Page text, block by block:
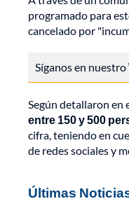
programado para
cancelado por
Síganos en nuestro
Según detallaron en
entre 150 y 500
cifra, teniendo en
de redes sociales y
Últimas